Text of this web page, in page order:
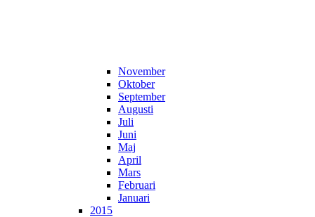
November
Oktober
September
Augusti
Juli
Juni
Maj
April
Mars
Februari
Januari
2015